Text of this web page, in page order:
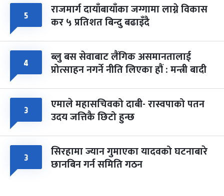
५ राजमार्ग दायाँबायाँका जग्गामा लाग्ने विकास
कर ५ प्रतिशत बिन्दु बढाइँदै
४ ब्लु बस सेवाबाट लैंगिक असमानतालाई
प्रोत्साहन नगर्ने नीति लिएका हौं : मन्त्री बादी
३ एमाले महासचिवको दाबी- रास्वपाको पतन
उदय जत्तिकै छिटो हुन्छ
३ सिरहामा ज्यान गुमाएका यादवको घटनाबारे
छानबिन गर्न समिति गठन